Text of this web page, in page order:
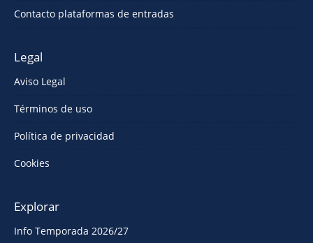
Contacto plataformas de entradas
Legal
Aviso Legal
Términos de uso
Política de privacidad
Cookies
Explorar
Info Temporada 2026/27